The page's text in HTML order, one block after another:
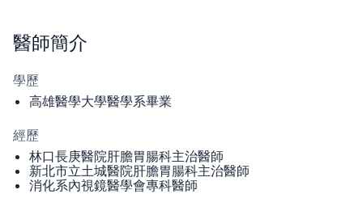
醫師簡介
學歷
高雄醫學大學醫學系畢業
經歷
林口長庚醫院肝膽胃腸科主治醫師
新北市立土城醫院肝膽胃腸科主治醫師
消化系內視鏡醫學會專科醫師